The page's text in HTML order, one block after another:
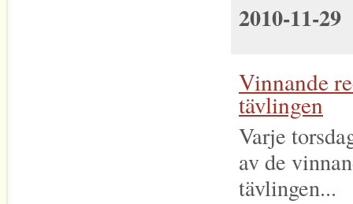
2010-11-29
Vinnande
tävlingen
Varje
av de
tävlingen...